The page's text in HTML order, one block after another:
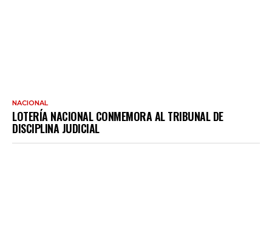
NACIONAL
LOTERÍA NACIONAL CONMEMORA AL TRIBUNAL DE
DISCIPLINA JUDICIAL